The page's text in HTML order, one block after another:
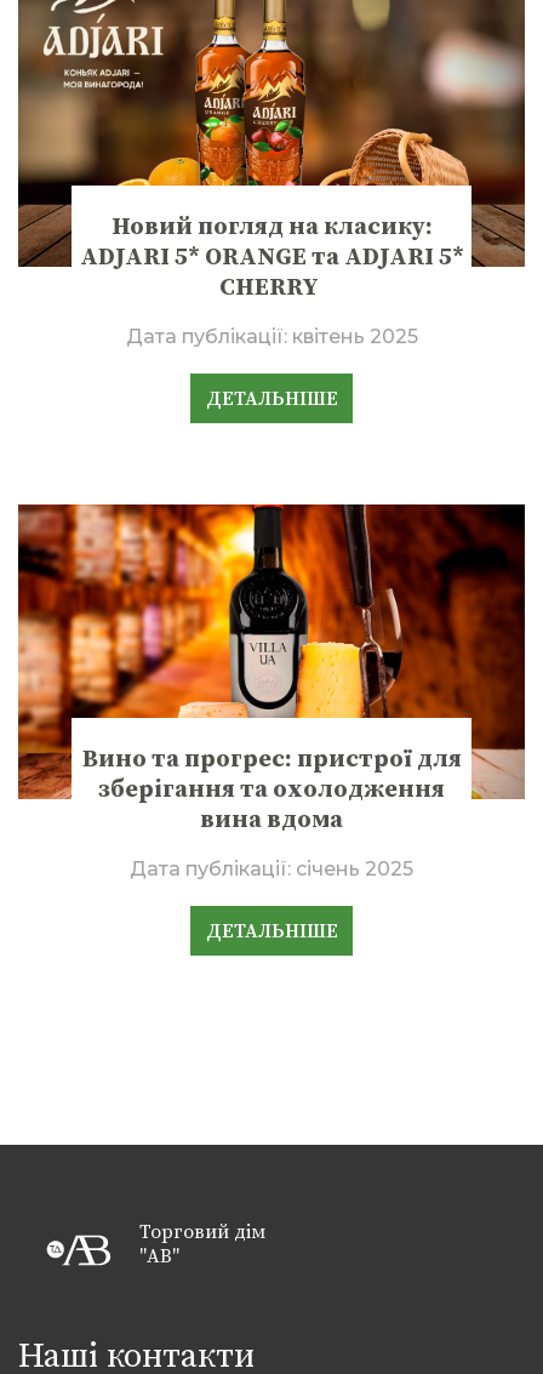
Новий погляд на класику:
ADJARI 5* ORANGE та ADJARI 5*
CHERRY
Дата публікації: квітень 2025
ДЕТАЛЬНІШЕ
Вино та прогрес: пристрої для
зберігання та охолодження
вина вдома
Дата публікації: січень 2025
ДЕТАЛЬНІШЕ
Торговий дім
"АВ"
Наші контакти